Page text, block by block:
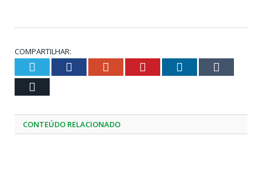
COMPARTILHAR:
Twitter Facebook Google+ Pinterest LinkedIn
CONTEÚDO RELACIONADO